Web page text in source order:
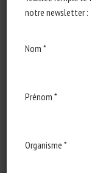
The
Review
Frontiers
Auteurs :
notre newsletter :
Nom *
Prénom *
Organisme *